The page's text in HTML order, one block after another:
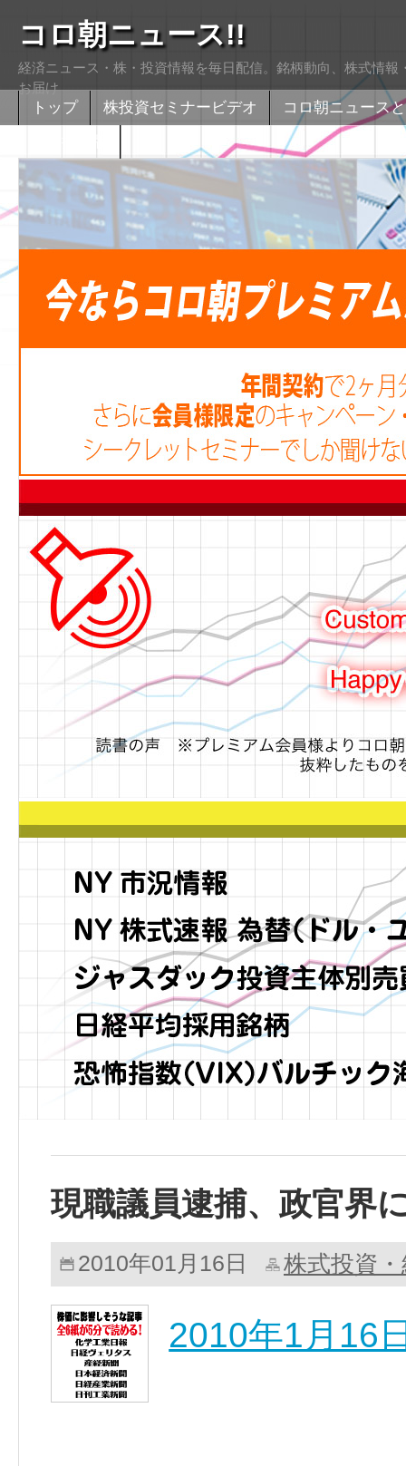
コロ朝ニュース!!
経済ニュース・株・投資情報を毎日配信。銘柄動向、株式情
お届け
トップ 株投資セミナービデオ
コロ朝ニュース
現職議員逮捕、政官界
2010年01月16日 株式投資
2010年1月16